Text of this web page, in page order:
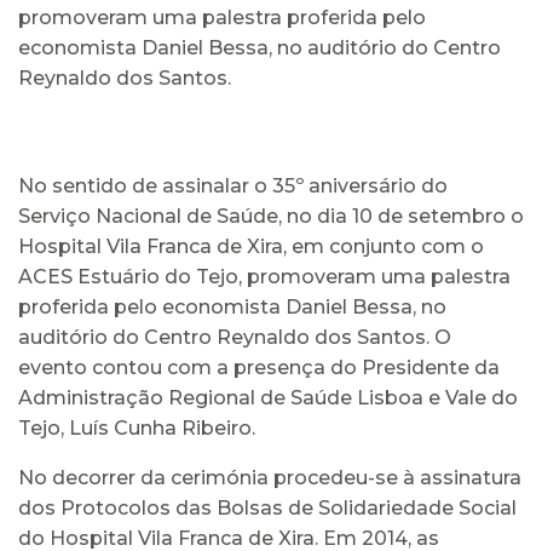
promoveram uma palestra proferida pelo
economista Daniel Bessa, no auditório do Centro
Reynaldo dos Santos.
No sentido de assinalar o 35º aniversário do
Serviço Nacional de Saúde, no dia 10 de setembro o
Hospital Vila Franca de Xira, em conjunto com o
ACES Estuário do Tejo, promoveram uma palestra
proferida pelo economista Daniel Bessa, no
auditório do Centro Reynaldo dos Santos. O
evento contou com a presença do Presidente da
Administração Regional de Saúde Lisboa e Vale do
Tejo, Luís Cunha Ribeiro.
No decorrer da cerimónia procedeu-se à assinatura
dos Protocolos das Bolsas de Solidariedade Social
do Hospital Vila Franca de Xira. Em 2014, as